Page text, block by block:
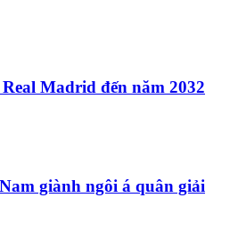
Madrid đến năm 2032
giành ngôi á quân giải